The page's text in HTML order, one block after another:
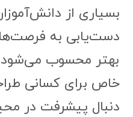
بسیاری از
دست‌یابی به
بهتر محسوب می‌شود.
خاص برای کسانی
دنبال پیشرفت در